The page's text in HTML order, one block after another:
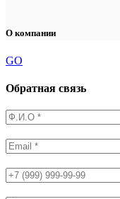
О компании
GO
Обратная связь